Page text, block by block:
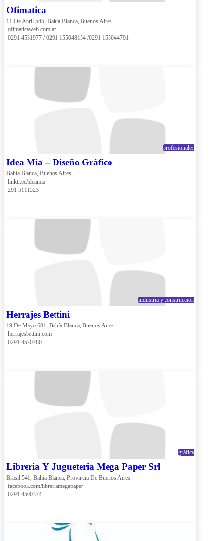
Ofimatica
11 De Abril 545, Bahía Blanca, Buenos Aires
ofimaticaweb.com.ar
0291 4531977 / 0291 155048154 /0291 155044791
profesionales
Idea Mía – Diseño Gráfico
Bahía Blanca, Buenos Aires
linktr.ee/ideamia
291 5111523
industria y construcción
Herrajes Bettini
19 De Mayo 681, Bahía Blanca, Buenos Aires
herrajesbettini.com
0291 4520780
gráfica
Libreria Y Jugueteria Mega Paper Srl
Brasil 541, Bahía Blanca, Provincia De Buenos Aires
facebook.com/libreriamegapaper
0291 4500374